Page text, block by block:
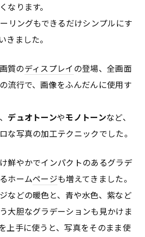
なります。
リングもできるだけシンプルにす
きました。
質のディスプレイの登場、全画面
流行で、画像をふんだんに使用す
デュオトーンやモノトーンなど、
な写真の加工テクニックでした。
鮮やかでインパクトのあるグラデ
ホームページも増えてきました。
などの暖色と、青や水色、紫など
大胆なグラデーションも見かけま
上手に使うと、写真をそのまま使